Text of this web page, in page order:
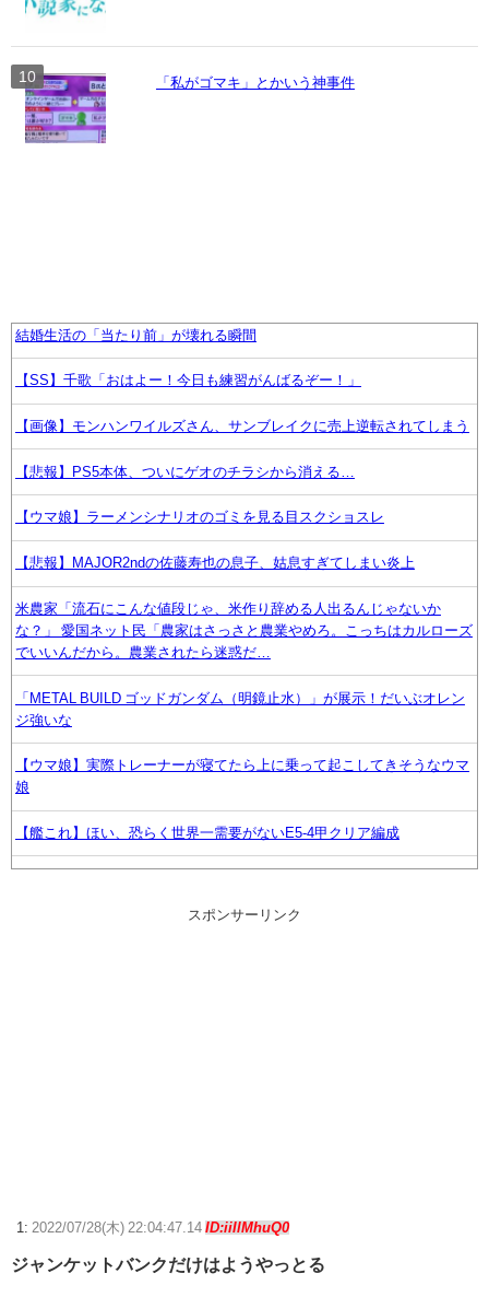
「私がゴマキ」とかいう神事件
結婚生活の「当たり前」が壊れる瞬間
【SS】千歌「おはよー！今日も練習がんばるぞー！」
【画像】モンハンワイルズさん、サンブレイクに売上逆転されてしまう
【悲報】PS5本体、ついにゲオのチラシから消える…
【ウマ娘】ラーメンシナリオのゴミを見る目スクショスレ
【悲報】MAJOR2ndの佐藤寿也の息子、姑息すぎてしまい炎上
米農家「流石にこんな値段じゃ、米作り辞める人出るんじゃないか
な？」 愛国ネット民「農家はさっさと農業やめろ。こっちはカルローズ
でいいんだから。農業されたら迷惑だ…
「METAL BUILD ゴッドガンダム（明鏡止水）」が展示！だいぶオレン
ジ強いな
【ウマ娘】実際トレーナーが寝てたら上に乗って起こしてきそうなウマ
娘
【艦これ】ほい、恐らく世界一需要がないE5-4甲クリア編成
【FF14】IDのまとめ進行、DPSの理解不足が問題に？「4人全員で成り
【FF14】☆24フル装備高揚侍さん、クレセントアイル北征編CEをたっ
た20秒で討伐してしまう【動画】
スポンサーリンク
1: 2022/07/28(木) 22:04:47.14 ID:iiIlMhuQ0
ジャンケットバンクだけはようやっとる